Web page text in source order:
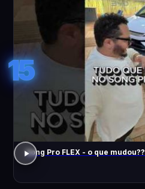
15
Song Pro FLEX - o que mudou??